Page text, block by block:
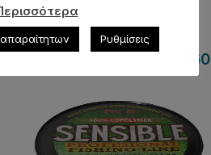
Πετονιά BALZER Camtec
Meer 400m
7,60
Ρυθμίσεις